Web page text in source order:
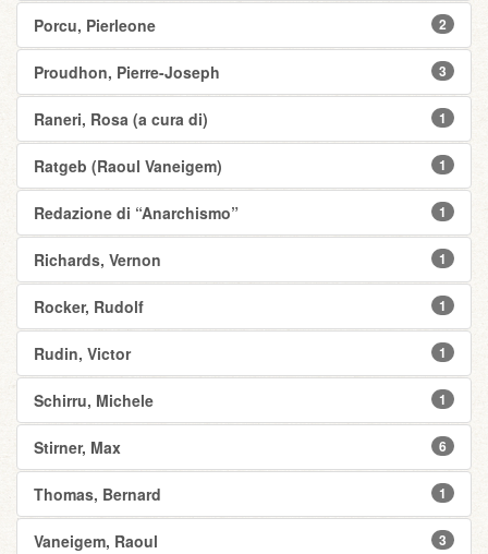
Porcu, Pierleone 2
Proudhon, Pierre-Joseph 3
Raneri, Rosa (a cura di) 1
Ratgeb (Raoul Vaneigem) 1
Redazione di “Anarchismo” 1
Richards, Vernon 1
Rocker, Rudolf 1
Rudin, Victor 1
Schirru, Michele 1
Stirner, Max 6
Thomas, Bernard 1
Vaneigem, Raoul 3